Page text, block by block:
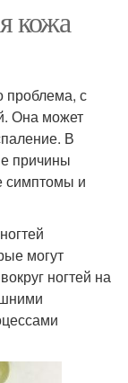
кожа
проблема, с
Она может
В
причины
симптомы и
могут
ногтей на